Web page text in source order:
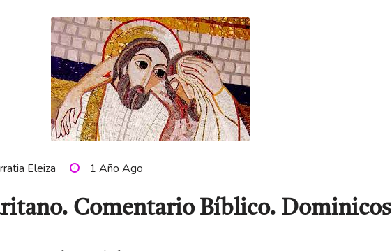
Eleiza 1 Año Ago
Comentario Bíblico. Dominicos